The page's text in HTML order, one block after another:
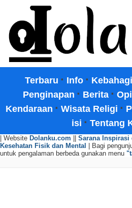
Terbaru · Info ·
Penginapan · Berita ·
Kendaraan · Wisata Religi ·
isi · Tentang
| Website Dolanku.com Sarana Inspirasi
Kesehatan Fisik dan Mental
| Bagi
untuk pengalaman berbeda gunakan menu